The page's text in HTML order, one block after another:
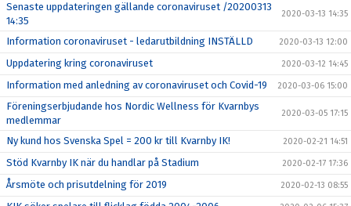
Senaste uppdateringen gällande coronaviruset /20200313
14:35
2020-03-13 14:35
Information coronaviruset - ledarutbildning INSTÄLLD 2020-03-13 12:00
Uppdatering kring coronaviruset 2020-03-12 14:45
Information med anledning av coronaviruset och Covid-19 2020-03-06 15:00
Föreningserbjudande hos Nordic Wellness för Kvarnbys
medlemmar
2020-03-05 17:15
Ny kund hos Svenska Spel = 200 kr till Kvarnby IK! 2020-02-21 14:51
Stöd Kvarnby IK när du handlar på Stadium 2020-02-17 17:36
Årsmöte och prisutdelning för 2019 2020-02-13 08:55